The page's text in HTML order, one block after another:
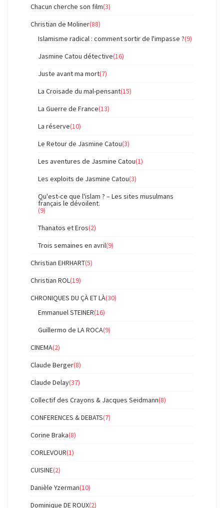
Chacun cherche son film(3)
Christian de Moliner(88)
Islamisme radical : comment sortir de l'impasse ?(9)
Jasmine Catou détective(16)
Juste avant ma mort(7)
La Croisade du mal-pensant(15)
La Guerre de France(13)
La réserve(10)
Le Retour de Jasmine Catou(3)
Les aventures de Jasmine Catou(1)
Les exploits de Jasmine Catou(3)
Qu'est-ce que l'islam ? – Les sites musulmans
français le dévoilent.
(9)
Thanatos et Eros(2)
Trois semaines en avril(9)
Christian EHRHART(5)
Christian ROL(19)
CHRONIQUES DU ÇÀ ET LÀ(30)
Emmanuel STEINER(16)
Guillermo de LA ROCA(9)
CINEMA(2)
Claude Berger(8)
Claude Delay(37)
Collectif des Crayons & Jacques Seidmann(8)
CONFERENCES & DEBATS(7)
Corine Braka(8)
CORLEVOUR(1)
CUISINE(2)
Danièle Yzerman(10)
Dominique DE ROUX(2)